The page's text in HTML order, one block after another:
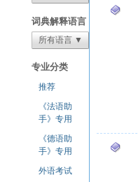
词典解释语言
所有语言 ▼
专业分类
推荐
《法语助
手》专用
《德语助
手》专用
外语考试